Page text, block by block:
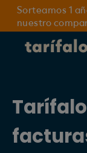
Sorteamos 1
nuestro